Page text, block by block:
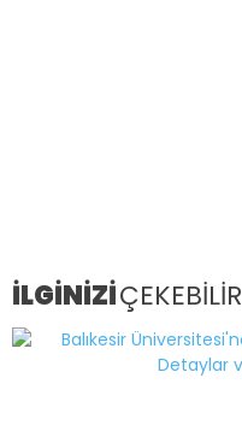
İLGİNİZİÇEKEBİLİR